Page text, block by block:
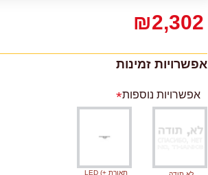
₪2,302
אפשרויות זמינות
אפשרויות נוספות
תאורת LED(+